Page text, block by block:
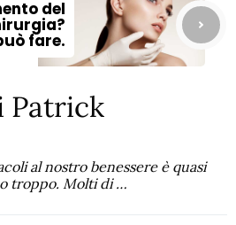
del
fare.
Patrick
al nostro benessere è quasi
troppo. Molti di …